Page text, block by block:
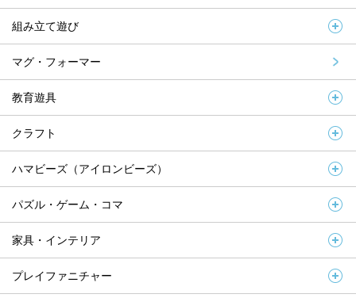
組み立て遊び
マグ・フォーマー
教育遊具
クラフト
ハマビーズ（アイロンビーズ）
パズル・ゲーム・コマ
家具・インテリア
プレイファニチャー